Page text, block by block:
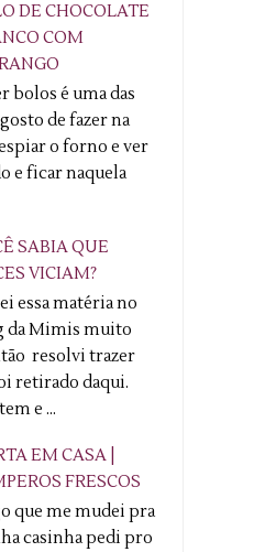
DE CHOCOLATE
COM
bolos é uma das
de fazer na
o forno e ver
e ficar naquela
SABIA QUE
VICIAM?
essa matéria no
da Mimis muito
resolvi trazer
retirado daqui.
e ...
EM CASA |
FRESCOS
que me mudei pra
casinha pedi pro